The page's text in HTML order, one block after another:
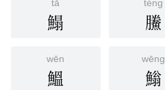
tǎ
鰨
téng
鰧
wēn
鰮
wēng
䱵